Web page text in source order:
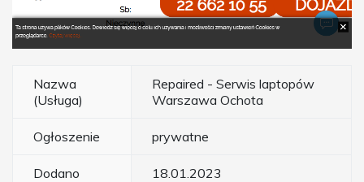
Nazwa
(Usługa)
Repaired - Serwis laptopów
Warszawa Ochota
Ogłoszenie prywatne
Dodano 18.01.2023